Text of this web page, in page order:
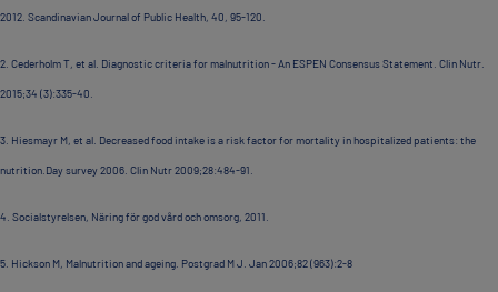
2012. Scandinavian Journal of Public Health, 40, 95-120.
2. Cederholm T, et al. Diagnostic criteria for malnutrition - An ESPEN Consensus Statement. Clin Nutr.
2015;34 (3):335-40.
3. Hiesmayr M, et al. Decreased food intake is a risk factor for mortality in hospitalized patients: the
nutrition.Day survey 2006. Clin Nutr 2009;28:484-91.
4. Socialstyrelsen, Näring för god vård och omsorg, 2011.
5. Hickson M, Malnutrition and ageing. Postgrad M J. Jan 2006;82 (963):2-8